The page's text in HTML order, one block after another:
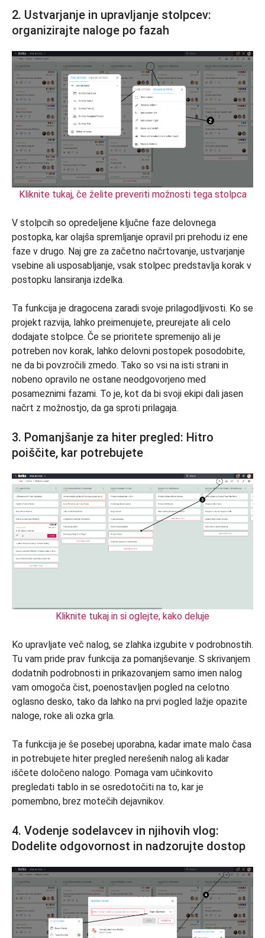
2. Ustvarjanje in upravljanje stolpcev:
organizirajte naloge po fazah
Kliknite tukaj, če želite preveriti možnosti tega stolpca
V stolpcih so opredeljene ključne faze delovnega
postopka, kar olajša spremljanje opravil pri prehodu iz ene
faze v drugo. Naj gre za začetno načrtovanje, ustvarjanje
vsebine ali usposabljanje, vsak stolpec predstavlja korak v
postopku lansiranja izdelka.
Ta funkcija je dragocena zaradi svoje prilagodljivosti. Ko se
projekt razvija, lahko preimenujete, preurejate ali celo
dodajate stolpce. Če se prioritete spremenijo ali je
potreben nov korak, lahko delovni postopek posodobite,
ne da bi povzročili zmedo. Tako so vsi na isti strani in
nobeno opravilo ne ostane neodgovorjeno med
posameznimi fazami. To je, kot da bi svoji ekipi dali jasen
načrt z možnostjo, da ga sproti prilagaja.
3. Pomanjšanje za hiter pregled: Hitro
poiščite, kar potrebujete
Kliknite tukaj in si oglejte, kako deluje
Ko upravljate več nalog, se zlahka izgubite v podrobnostih.
Tu vam pride prav funkcija za pomanjševanje. S skrivanjem
dodatnih podrobnosti in prikazovanjem samo imen nalog
vam omogoča čist, poenostavljen pogled na celotno
oglasno desko, tako da lahko na prvi pogled lažje opazite
naloge, roke ali ozka grla.
Ta funkcija je še posebej uporabna, kadar imate malo časa
in potrebujete hiter pregled nerešenih nalog ali kadar
iščete določeno nalogo. Pomaga vam učinkovito
pregledati tablo in se osredotočiti na to, kar je
pomembno, brez motečih dejavnikov.
4. Vodenje sodelavcev in njihovih vlog:
Dodelite odgovornost in nadzorujte dostop